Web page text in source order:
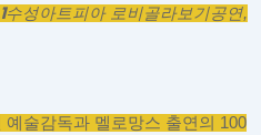
수성아트피아 로비골라보기공연,
예술감독과 멜로망스 출연의 100